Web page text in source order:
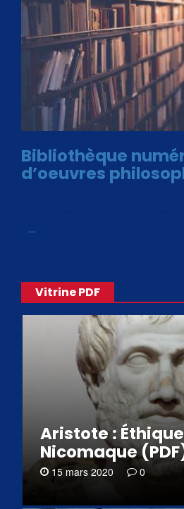
Bibliothèque
d’oeuvres
…
Vitrine PDF
Aristote :
Nicomaque
15 mars 2020 0